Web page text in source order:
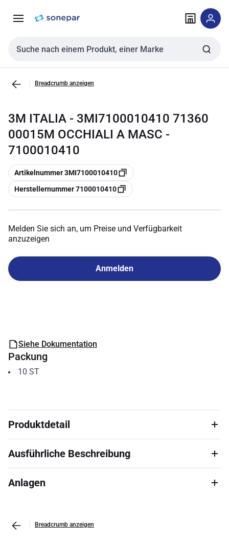
NavigationInhalt
Sucheingabe
Breadcrumb anzeigen
3M ITALIA - 3MI7100010410 71360
00015M OCCHIALI A MASC -
7100010410
Kopieren
Artikelnummer 3MI7100010410
Kopieren
Herstellernummer 7100010410
Melden Sie sich an, um Preise und Verfügbarkeit
anzuzeigen
Anmelden
Siehe Dokumentation
Packung
10 ST
Produktdetail
Ausführliche Beschreibung
Anlagen
Breadcrumb anzeigen